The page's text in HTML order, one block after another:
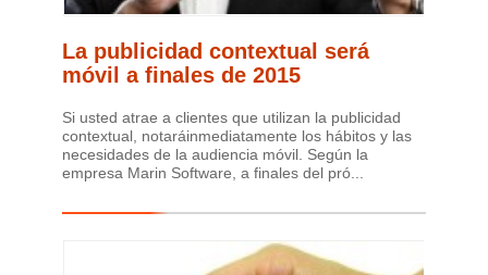
La publicidad contextual será
móvil a finales de 2015
Si usted atrae a clientes que utilizan la publicidad
contextual, notaráinmediatamente los hábitos y las
necesidades de la audiencia móvil. Según la
empresa Marin Software, a finales del pró...